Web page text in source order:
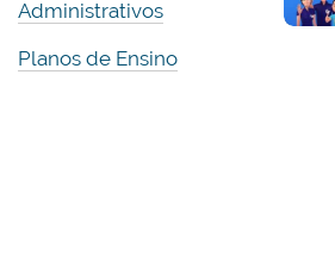
Administrativos
Planos de Ensino